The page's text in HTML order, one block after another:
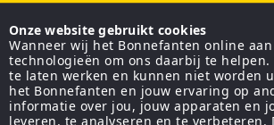
Onze website gebruikt cookies
Wanneer wij het Bonnefanten online
technologieën om ons daarbij te
te laten werken en kunnen niet worden
het Bonnefanten en jouw ervaring op
informatie over jou, jouw apparaten en
leveren, te analyseren en te